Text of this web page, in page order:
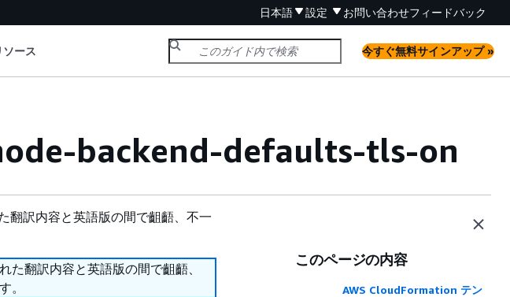
日本語 設定 お問い合わせフィードバック
ソース 今すぐ無料サインアップ »
backend-defaults-tls-on
翻訳内容と英語版の間で齟齬、不一
た翻訳内容と英語版の間で齟齬、
。
このページの内容
AWS CloudFormation テン